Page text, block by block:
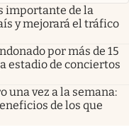
importante de la
y mejorará el tráfico
por más de 15
estadio de conciertos
una vez a la semana:
de los que